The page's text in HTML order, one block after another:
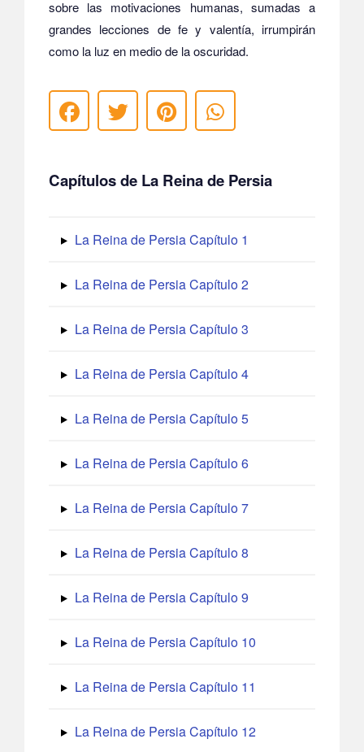
sobre las motivaciones humanas, sumadas a
grandes lecciones de fe y valentía, irrumpirán
como la luz en medio de la oscuridad.
Capítulos de La Reina de Persia
La Reina de Persia Capítulo 1
La Reina de Persia Capítulo 2
La Reina de Persia Capítulo 3
La Reina de Persia Capítulo 4
La Reina de Persia Capítulo 5
La Reina de Persia Capítulo 6
La Reina de Persia Capítulo 7
La Reina de Persia Capítulo 8
La Reina de Persia Capítulo 9
La Reina de Persia Capítulo 10
La Reina de Persia Capítulo 11
La Reina de Persia Capítulo 12